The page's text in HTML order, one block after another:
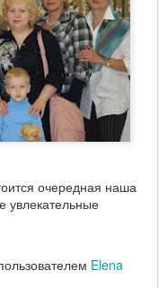
очередная наша
увлекательные
Elena